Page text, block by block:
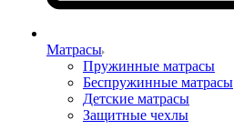
Матрасы
Пружинные матрасы
Беспружинные матрасы
Детские матрасы
Защитные чехлы